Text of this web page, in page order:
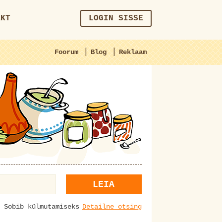
LOGIN SISSE
Foorum | Blog | Reklaam
LEIA
Sobib külmutamiseks Detailne otsing